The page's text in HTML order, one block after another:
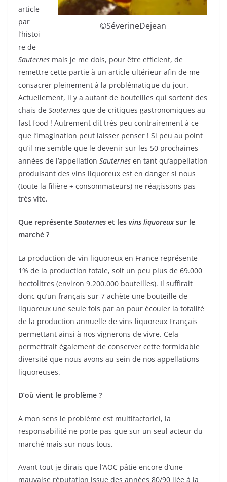
©SéverineDejean
article
par
l’histoi
re de
Sauternes mais je me dois, pour être efficient, de
remettre cette partie à un article ultérieur afin de me
consacrer pleinement à la problématique du jour.
Actuellement, il y a autant de bouteilles qui sortent des
chais de Sauternes que de critiques gastronomiques au
fast food ! Autrement dit très peu contrairement à ce
que l’imagination peut laisser penser ! Si peu au point
qu’il me semble que le devenir sur les 50 prochaines
années de l’appellation Sauternes en tant qu’appellation
produisant des vins liquoreux est en danger si nous
(toute la filière + consommateurs) ne réagissons pas
très vite.
Que représente Sauternes et les vins liquoreuxsur le
marché ?
La production de vin liquoreux en France représente
1% de la production totale, soit un peu plus de 69.000
hectolitres (environ 9.200.000 bouteilles). Il suffirait
donc qu’un français sur 7 achète une bouteille de
liquoreux une seule fois par an pour écouler la totalité
de la production annuelle de vins liquoreux Français
permettant ainsi à nos vignerons de vivre. Cela
permettrait également de conserver cette formidable
diversité que nous avons au sein de nos appellations
liquoreuses.
D’où vient le problème ?
A mon sens le problème est multifactoriel, la
responsabilité ne porte pas que sur un seul acteur du
marché mais sur nous tous.
Avant tout je dirais que l’AOC pâtie encore d’une
mauvaise réputation issue des années 80/90 liée à la